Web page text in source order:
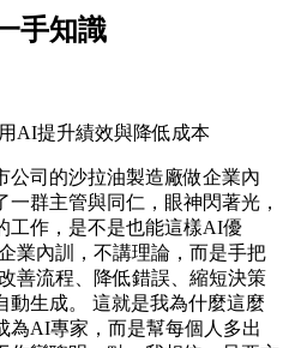
手知識
AI提升績效與降低成本
公司的沙拉油製造廠做企業內
群主管與同仁，眼神閃著光，
工作，是不是也能這樣AI優
業內訓，不講理論，而是手把
善流程、降低錯誤、縮短決策
動生成。 這就是我為什麼這麼
AI專家，而是幫每個人多出